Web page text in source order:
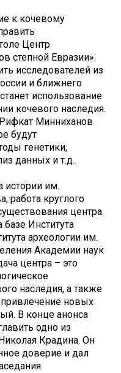
к кочевому
Центр
степной Евразии».
исследователей из
и ближнего
использование
кочевого наследия.
Минниханов
будут
генетики,
данных и т.д.
истории им.
работа круглого
центра.
Института
археологии им.
Академии наук
центра – это
наследия, а также
новых
В конце анонса
одно из
Крадина. Он
доверие и дал